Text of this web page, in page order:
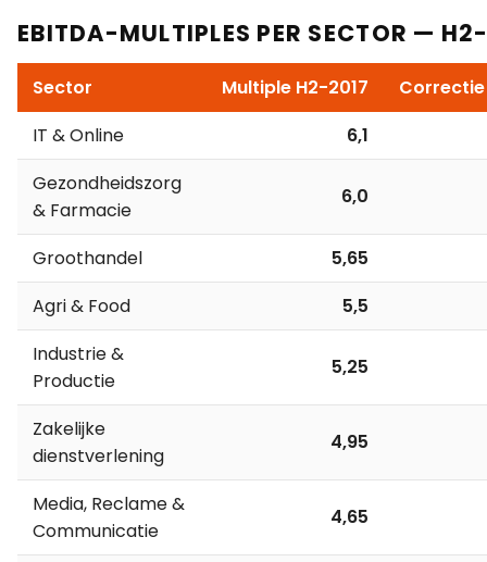
EBITDA-MULTIPLES PER SECTOR —
Sector Multiple H2-2017
Correctie
IT & Online
6,1
Gezondheidszorg
& Farmacie
6,0
Groothandel
5,65
Agri & Food
5,5
Industrie &
Productie
5,25
Zakelijke
dienstverlening
4,95
Media, Reclame &
Communicatie
4,65